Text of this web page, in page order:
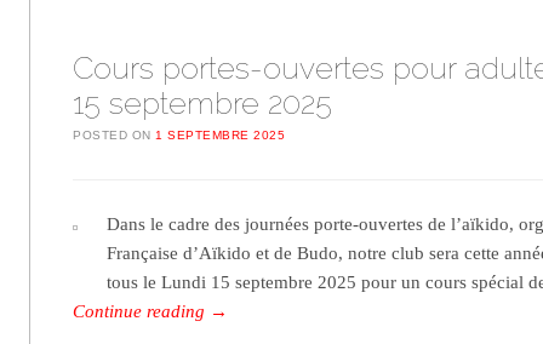
Cours portes-ouvertes pour
15 septembre 2025
POSTED ON 1 SEPTEMBRE 2025
Dans le cadre des journées porte-ouvertes de l’aïkido,
Française d’Aïkido et de Budo, notre club sera cette
tous le Lundi 15 septembre 2025 pour un cours spécial
Continue reading →